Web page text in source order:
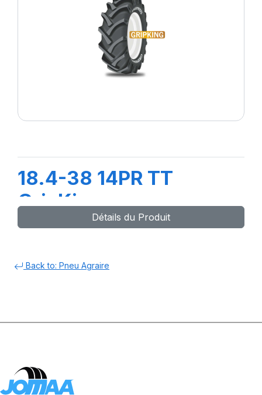
18.4-38 14PR TT
GripKing
Détails du Produit
Back to: Pneu Agraire